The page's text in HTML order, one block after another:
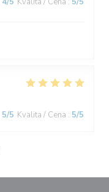
5/5 Kvalita / Cena : 5/5